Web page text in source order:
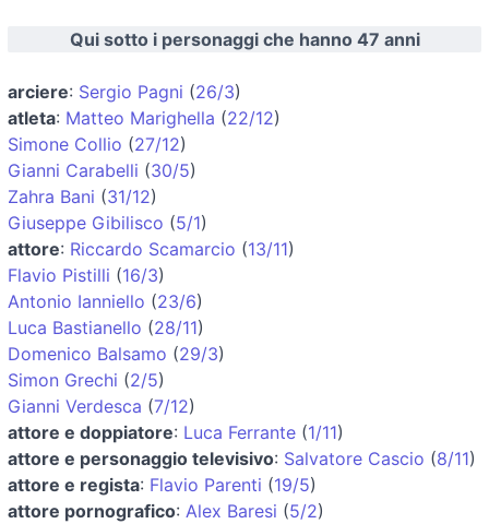
Qui sotto i personaggi che hanno 47 anni
arciere: Sergio Pagni (26/3)
atleta: Matteo Marighella (22/12)
Simone Collio (27/12)
Gianni Carabelli (30/5)
Zahra Bani (31/12)
Giuseppe Gibilisco (5/1)
attore: Riccardo Scamarcio (13/11)
Flavio Pistilli (16/3)
Antonio Ianniello (23/6)
Luca Bastianello (28/11)
Domenico Balsamo (29/3)
Simon Grechi (2/5)
Gianni Verdesca (7/12)
attore e doppiatore: Luca Ferrante (1/11)
attore e personaggio televisivo: Salvatore Cascio (8/11)
attore e regista: Flavio Parenti (19/5)
attore pornografico: Alex Baresi (5/2)